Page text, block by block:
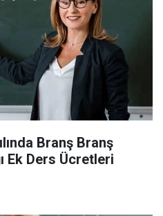
Branş Branş
Ek Ders Ücretleri